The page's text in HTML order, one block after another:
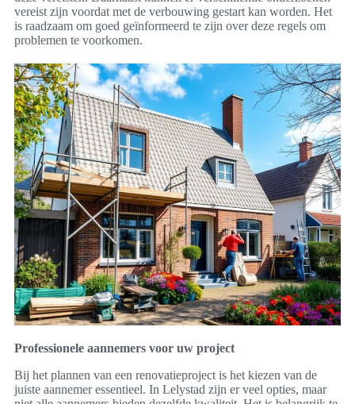
vereist zijn voordat met de verbouwing gestart kan worden. Het
is raadzaam om goed geïnformeerd te zijn over deze regels om
problemen te voorkomen.
Professionele aannemers voor uw project
Bij het plannen van een renovatieproject is het kiezen van de
juiste aannemer essentieel. In Lelystad zijn er veel opties, maar